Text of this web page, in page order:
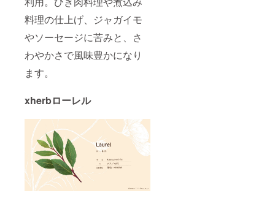
料理の仕上げ、ジャガイモ
やソーセージに苦みと、さ
わやかさで風味豊かになり
ます。
xherbローレル